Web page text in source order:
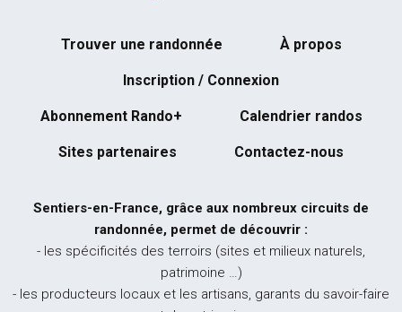
Trouver une randonnée À propos
Inscription / Connexion
Abonnement Rando+ Calendrier randos
Sites partenaires Contactez-nous
Sentiers-en-France, grâce aux nombreux circuits de
randonnée, permet de découvrir :
- les spécificités des terroirs (sites et milieux naturels,
patrimoine …)
- les producteurs locaux et les artisans, garants du savoir-faire